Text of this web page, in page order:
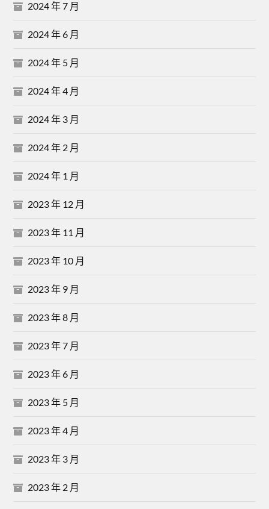
2024 年 7 月
2024 年 6 月
2024 年 5 月
2024 年 4 月
2024 年 3 月
2024 年 2 月
2024 年 1 月
2023 年 12 月
2023 年 11 月
2023 年 10 月
2023 年 9 月
2023 年 8 月
2023 年 7 月
2023 年 6 月
2023 年 5 月
2023 年 4 月
2023 年 3 月
2023 年 2 月